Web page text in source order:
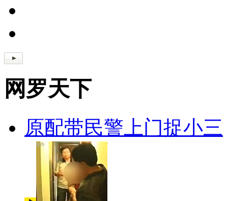
网罗天下
原配带民警上门捉小三